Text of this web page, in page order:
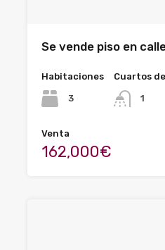
Se vende piso en
Habitaciones
3
Cuartos
1
Venta
162,000€